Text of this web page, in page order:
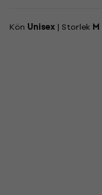
Kön Unisex | Storlek M